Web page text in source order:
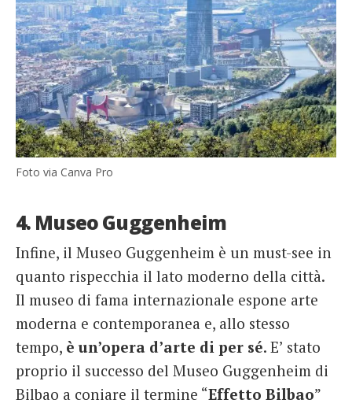
Foto via Canva Pro
4. Museo Guggenheim
Infine, il Museo Guggenheim è un must-see in
quanto rispecchia il lato moderno della città.
Il museo di fama internazionale espone arte
moderna e contemporanea e, allo stesso
tempo, è un’opera d’arte di per sé. E’ stato
proprio il successo del Museo Guggenheim di
Bilbao a coniare il termine “Effetto Bilbao”